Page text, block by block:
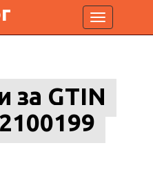
Toggle
navigation
за GTIN